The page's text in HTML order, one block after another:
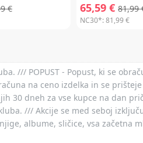
€ 65,59 € 81,99
NC30*:81,99 €
/// POPUST - Popust, ki se
na ceno izdelka in se
30 dneh za vse kupce na dan
/// Akcije se med seboj
albume, sličice, vsa